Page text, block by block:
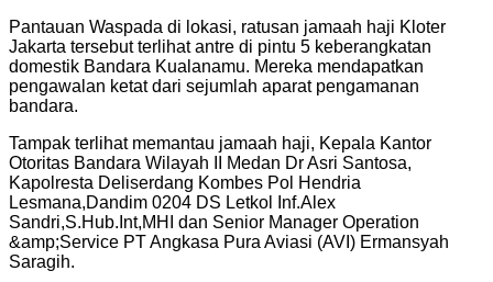
Pantauan Waspada di lokasi, ratusan jamaah haji Kloter
Jakarta tersebut terlihat antre di pintu 5 keberangkatan
domestik Bandara Kualanamu. Mereka mendapatkan
pengawalan ketat dari sejumlah aparat pengamanan
bandara.
Tampak terlihat memantau jamaah haji, Kepala Kantor
Otoritas Bandara Wilayah II Medan Dr Asri Santosa,
Kapolresta Deliserdang Kombes Pol Hendria
Lesmana,Dandim 0204 DS Letkol Inf.Alex
Sandri,S.Hub.Int,MHI dan Senior Manager Operation
&amp;Service PT Angkasa Pura Aviasi (AVI) Ermansyah
Saragih.